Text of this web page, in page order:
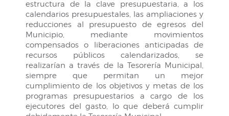
estructura de la clave presupuestaria, a los
calendarios presupuestales, las ampliaciones y
reducciones al presupuesto de egresos del
Municipio, mediante movimientos
compensados o liberaciones anticipadas de
recursos públicos calendarizados, se
realizarían a través de la Tesorería Municipal,
siempre que permitan un mejor
cumplimiento de los objetivos y metas de los
programas presupuestarios a cargo de los
ejecutores del gasto, lo que deberá cumplir